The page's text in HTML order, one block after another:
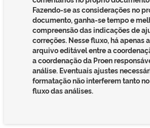
Fazendo-se as considerações no
documento, ganha-se tempo e
compreensão das indicações de
correções. Nesse fluxo, há apenas
arquivo editável entre a
a coordenação da Proen
análise. Eventuais ajustes
formatação não interferem tanto
fluxo das análises.